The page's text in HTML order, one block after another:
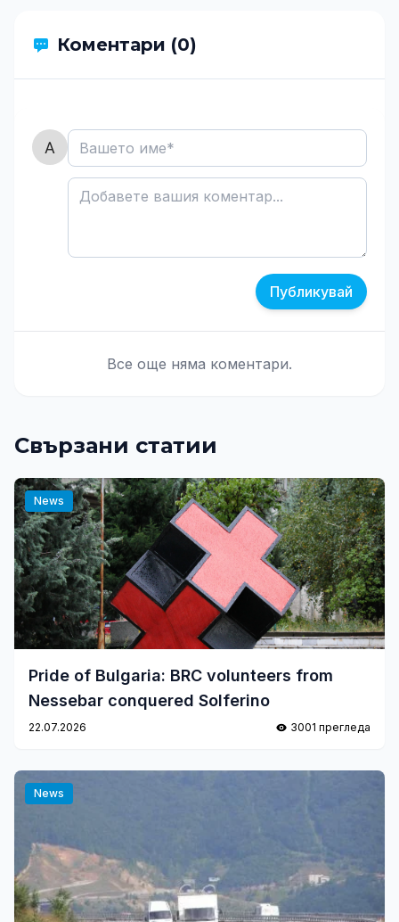
Коментари (0)
Публикувай
Все още няма коментари.
Свързани статии
News
Pride of Bulgaria: BRC volunteers from
Nessebar conquered Solferino
22.07.2026 3001 прегледа
News